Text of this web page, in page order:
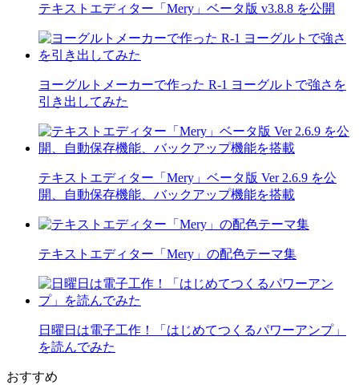
テキストエディター「Mery」ベータ版 v3.8.8 を公開
ヨーグルトメーカーで作った R-1 ヨーグルトで強さを
引き出してみた
テキストエディター「Mery」ベータ版 Ver 2.6.9 を公
開、自動保存機能、バックアップ機能を搭載
テキストエディター「Mery」の配色テーマ集
日曜日は電子工作！「はじめてつくるパワーアンプ」
を読んでみた
おすすめ